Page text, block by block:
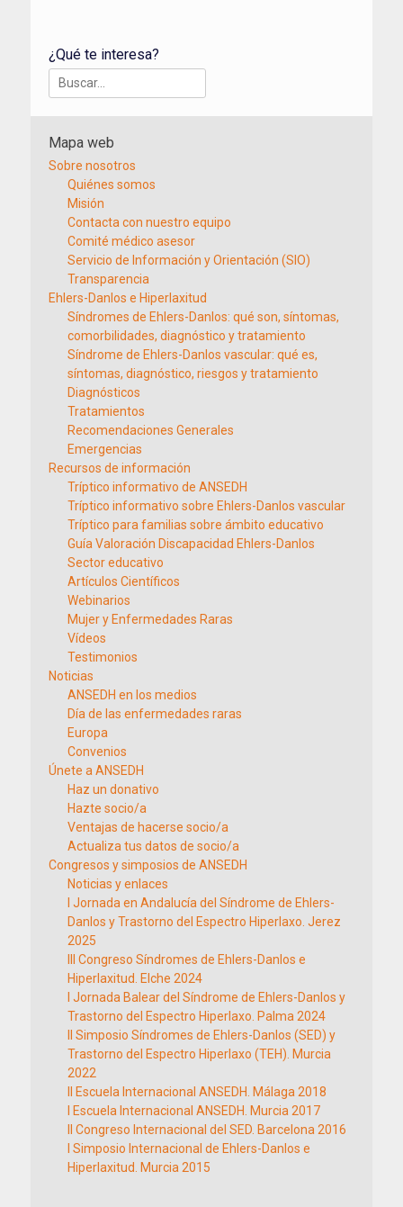
¿Qué te interesa?
Buscar:
Mapa web
Sobre nosotros
Quiénes somos
Misión
Contacta con nuestro equipo
Comité médico asesor
Servicio de Información y Orientación (SIO)
Transparencia
Ehlers-Danlos e Hiperlaxitud
Síndromes de Ehlers-Danlos: qué son, síntomas,
comorbilidades, diagnóstico y tratamiento
Síndrome de Ehlers-Danlos vascular: qué es,
síntomas, diagnóstico, riesgos y tratamiento
Diagnósticos
Tratamientos
Recomendaciones Generales
Emergencias
Recursos de información
Tríptico informativo de ANSEDH
Tríptico informativo sobre Ehlers-Danlos vascular
Tríptico para familias sobre ámbito educativo
Guía Valoración Discapacidad Ehlers-Danlos
Sector educativo
Artículos Científicos
Webinarios
Mujer y Enfermedades Raras
Vídeos
Testimonios
Noticias
ANSEDH en los medios
Día de las enfermedades raras
Europa
Convenios
Únete a ANSEDH
Haz un donativo
Hazte socio/a
Ventajas de hacerse socio/a
Actualiza tus datos de socio/a
Congresos y simposios de ANSEDH
Noticias y enlaces
I Jornada en Andalucía del Síndrome de Ehlers-
Danlos y Trastorno del Espectro Hiperlaxo. Jerez
2025
III Congreso Síndromes de Ehlers-Danlos e
Hiperlaxitud. Elche 2024
I Jornada Balear del Síndrome de Ehlers-Danlos y
Trastorno del Espectro Hiperlaxo. Palma 2024
II Simposio Síndromes de Ehlers-Danlos (SED) y
Trastorno del Espectro Hiperlaxo (TEH). Murcia
2022
II Escuela Internacional ANSEDH. Málaga 2018
I Escuela Internacional ANSEDH. Murcia 2017
II Congreso Internacional del SED. Barcelona 2016
I Simposio Internacional de Ehlers-Danlos e
Hiperlaxitud. Murcia 2015